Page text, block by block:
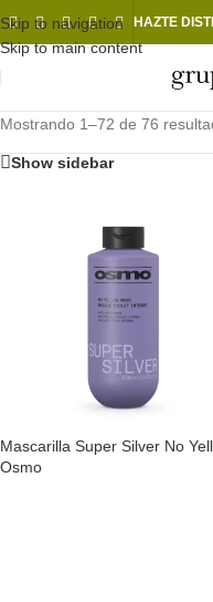
Skip to navigation
Skip to main content
HAZTE
Mostrando 1–72 de 76
Show sidebar
Mascarilla Super Silver No
Osmo